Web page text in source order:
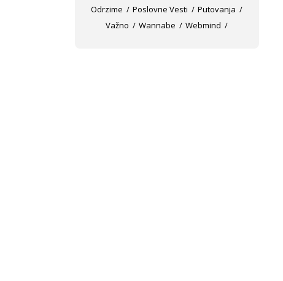
Odrzime
Poslovne Vesti
Putovanja
Važno
Wannabe Webmind